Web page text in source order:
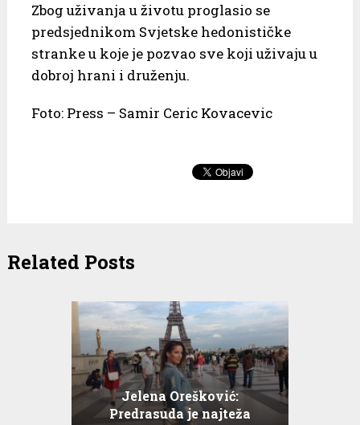
Zbog uživanja u životu proglasio se
predsjednikom Svjetske hedonističke
stranke u koje je pozvao sve koji uživaju u
dobroj hrani i druženju.
Foto: Press – Samir Ceric Kovacevic
Related Posts
Jelena Orešković:
Predrasuda je najteža